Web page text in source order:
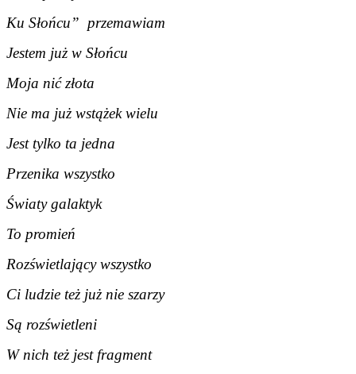
Ku Słońcu” przemawiam
Jestem już w Słońcu
Moja nić złota
Nie ma już wstążek wielu
Jest tylko ta jedna
Przenika wszystko
Światy galaktyk
To promień
Rozświetlający wszystko
Ci ludzie też już nie szarzy
Są rozświetleni
W nich też jest fragment